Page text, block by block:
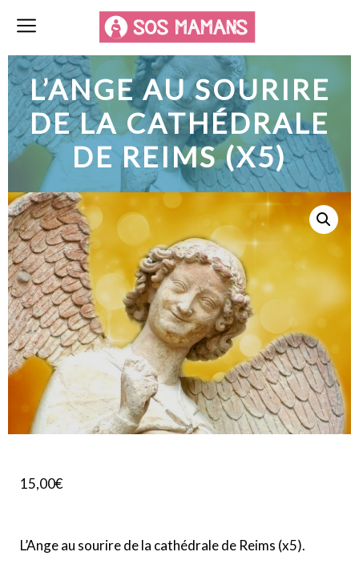
L’ANGE AU SOURIRE
DE LA CATHÉDRALE
DE REIMS (X5)
15,00€
L’Ange au sourire de la cathédrale de Reims (x5).